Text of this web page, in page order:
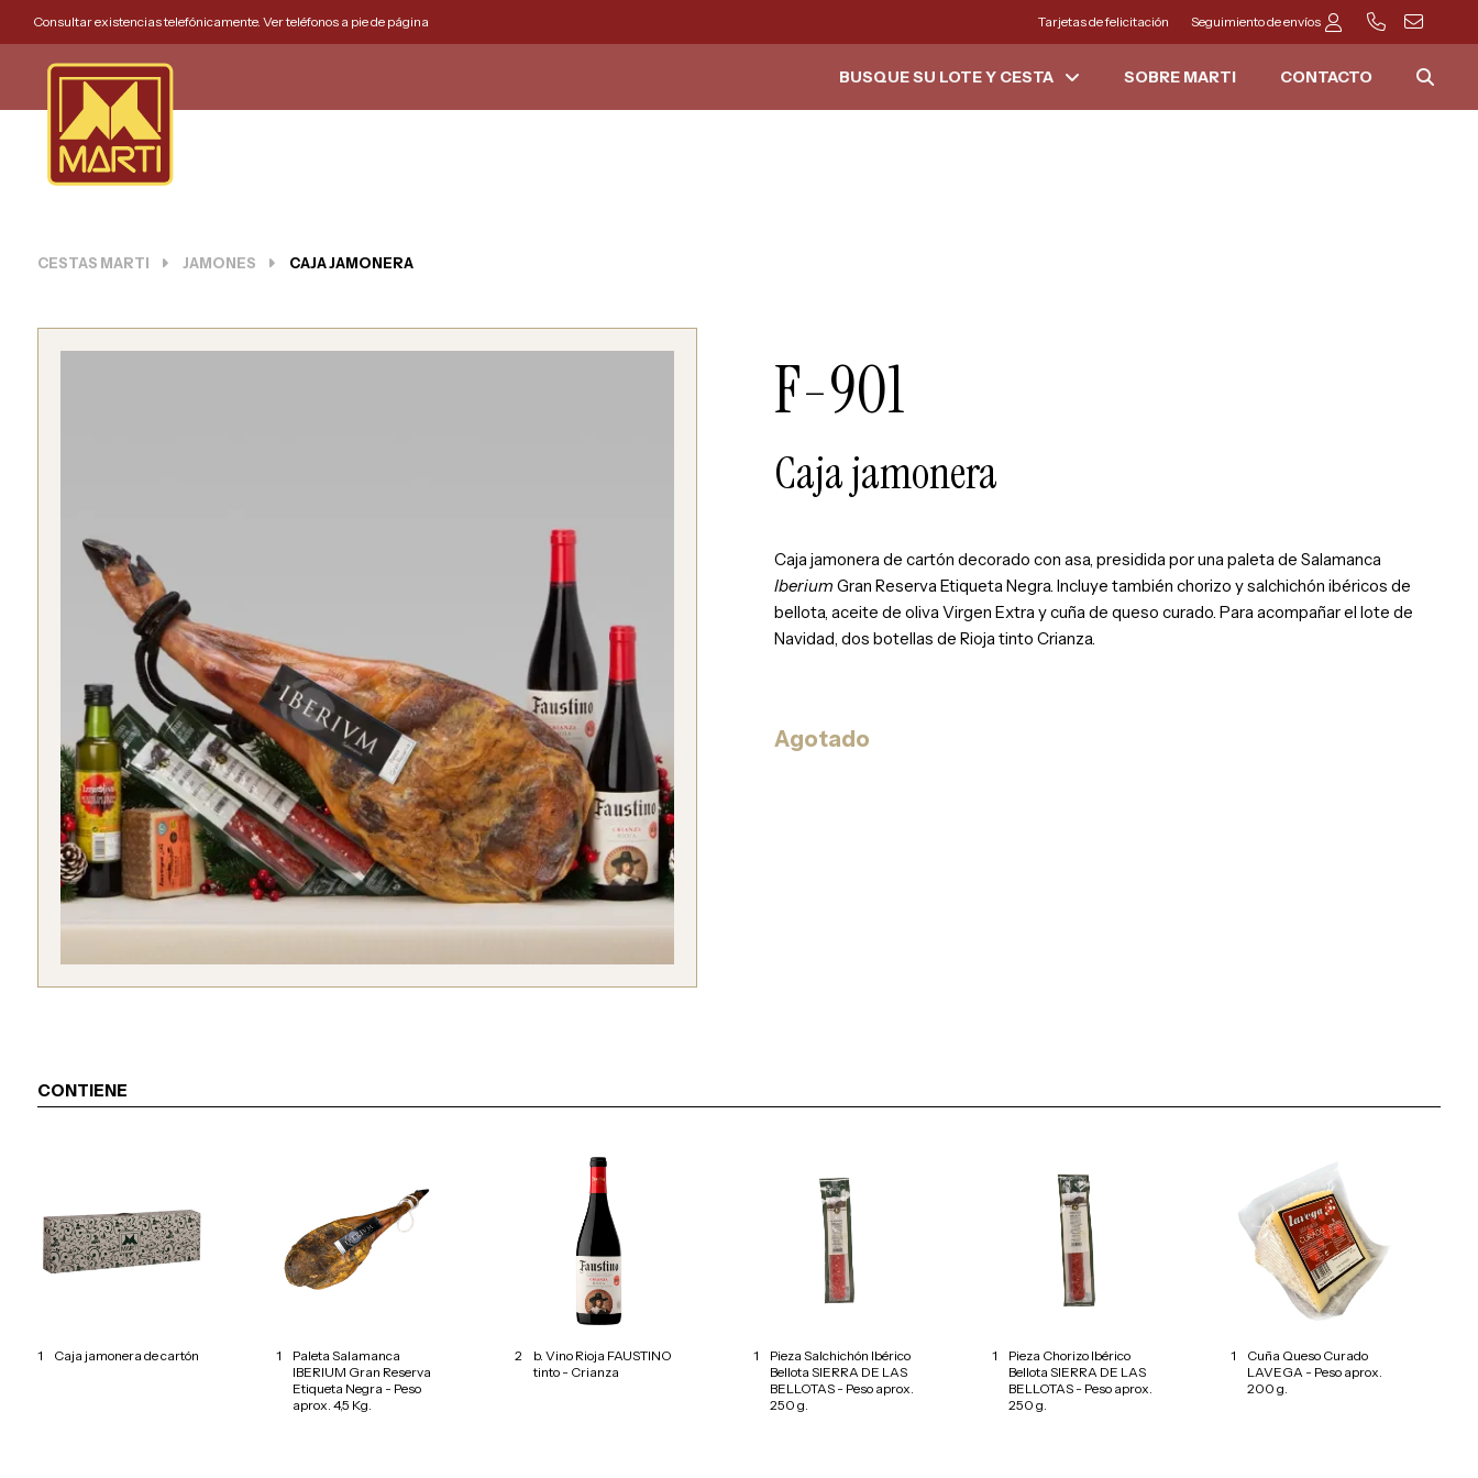
Consultar existencias telefónicamente. Ver teléfonos a pie de página Tarjetas de felicitación Seguimiento de envíos
BUSQUE SU LOTE Y CESTA SOBRE MARTI CONTACTO
CESTAS MARTI JAMONES CAJA JAMONERA
F-901
Caja jamonera
Caja jamonera de cartón decorado con asa, presidida por una paleta de Salamanca
Iberium Gran Reserva Etiqueta Negra. Incluye también chorizo y salchichón ibéricos de
bellota, aceite de oliva Virgen Extra y cuña de queso curado. Para acompañar el lote de
Navidad, dos botellas de Rioja tinto Crianza.
Agotado
CONTIENE
1 Caja jamonera de cartón 1
Paleta Salamanca
IBERIUM Gran Reserva
Etiqueta Negra - Peso
aprox. 4,5 Kg.
2
b. Vino Rioja FAUSTINO
tinto - Crianza
1
Pieza Salchichón Ibérico
Bellota SIERRA DE LAS
BELLOTAS - Peso aprox.
250 g.
1
Pieza Chorizo Ibérico
Bellota SIERRA DE LAS
BELLOTAS - Peso aprox.
250 g.
1
Cuña Queso Curado
LAVEGA - Peso aprox.
200 g.